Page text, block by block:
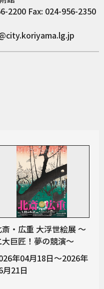
2200 Fax: 024-956-2350
・広重 大浮世絵展 ～
巨匠！夢の競演～
年04月18日～2026年
月21日